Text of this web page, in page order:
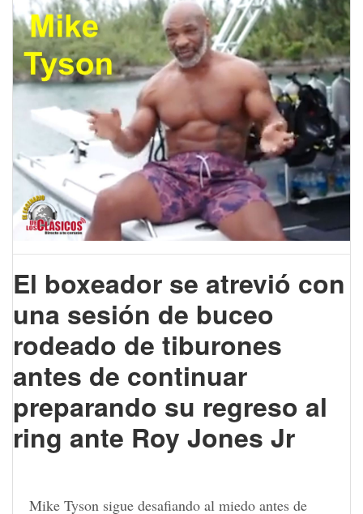
El boxeador se atrevió con
una sesión de buceo
rodeado de tiburones
antes de continuar
preparando su regreso al
ring ante Roy Jones Jr
Mike Tyson sigue desafiando al miedo antes de